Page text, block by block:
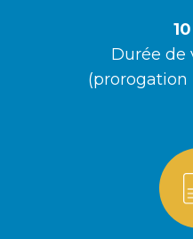
Durée de
(prorogation